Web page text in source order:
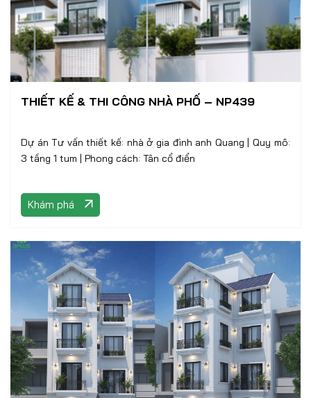
THIẾT KẾ & THI CÔNG NHÀ PHỐ – NP439
Dự án Tư vấn thiết kế: nhà ở gia đình anh Quang | Quy mô:
3 tầng 1 tum | Phong cách: Tân cổ điển
Khám phá